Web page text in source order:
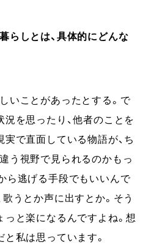
しとは、具体的にどんな
いことがあったとする。で
況を思ったり、他者のことを
で直面している物語が、ち
う視野で見られるのかもっ
ら逃げる手段でもいいんで
うとか声に出すとか。そう
っと楽になるんですよね。想
私は思っています。